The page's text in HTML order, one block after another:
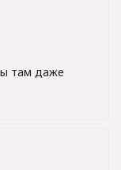
там даже